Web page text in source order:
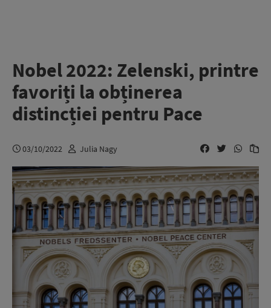
Nobel 2022: Zelenski, printre
favoriți la obținerea
distincției pentru Pace
03/10/2022 Julia Nagy